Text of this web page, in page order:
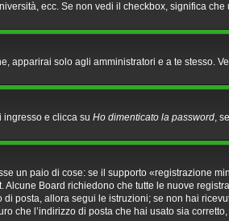
ecc. Se non vedi il checkbox, significa
apparirai solo agli amministratori e a te stesso.
ingresso e clicca su Ho dimenticato la password,
un paio di cose: se il supporto «registrazione
Board richiedono che tutte le nuove
posta, allora segui le istruzioni; se non hai
che l’indirizzo di posta che hai usato sia